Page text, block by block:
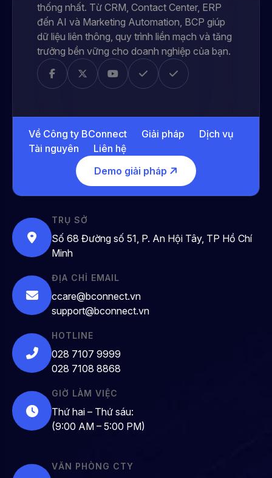
thống nhất. Từ CRM, Contact Center, ERP
đến AI và Marketing Automation, BCP giúp
dữ liệu liên thông, quy trình liền mạch và tăng
trưởng bền vững cho doanh nghiệp của bạn.
Về Công ty BConnect Giải pháp
Dịch vụ
Tài nguyên
Liên hệ
Demo giải pháp
TRỤ SỞ
Số 68 Đường số 51, P. An Hội Tây, TP Hồ Chí
Minh
ĐỊA CHỈ EMAIL
ccare@bconnect.vn
support@bconnect.vn
HOTLINE
028 7107 9999
028 7108 8868
GIỜ LÀM VIỆC
Thứ hai – Thứ sáu:
(9:00 AM – 5:00 PM)
VĂN PHÒNG CTY